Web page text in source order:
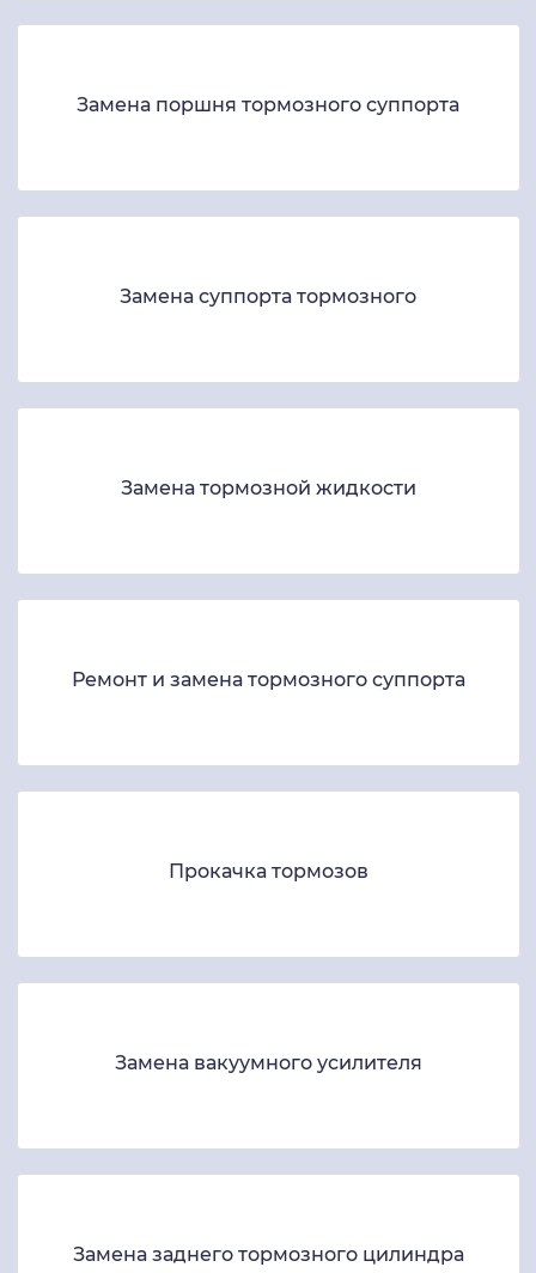
Замена поршня тормозного суппорта
Замена суппорта тормозного
Замена тормозной жидкости
Ремонт и замена тормозного суппорта
Прокачка тормозов
Замена вакуумного усилителя
Замена заднего тормозного цилиндра